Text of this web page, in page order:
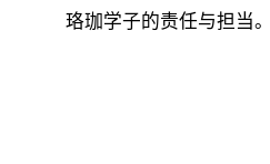
珞珈学子的责任与担当。